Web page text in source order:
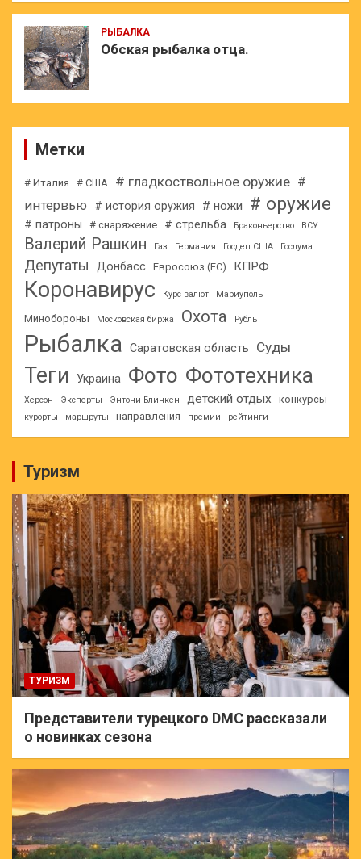
РЫБАЛКА
Обская рыбалка отца.
Метки
# Италия # США # гладкоствольное оружие #
интервью
# история оружия # ножи # оружие
# патроны # снаряжение # стрельба Браконьерство ВСУ
Валерий Рашкин Газ Германия Госдеп США Госдума
Депутаты Донбасс Евросоюз (ЕС) КПРФ
Коронавирус Курс валют Мариуполь
Минобороны Московская биржа Охота Рубль
Рыбалка Саратовская область Суды
Теги Украина Фото Фототехника
Херсон Эксперты Энтони Блинкен детский отдых конкурсы
курорты маршруты направления премии рейтинги
Туризм
ТУРИЗМ
Представители турецкого DMC рассказали
о новинках сезона